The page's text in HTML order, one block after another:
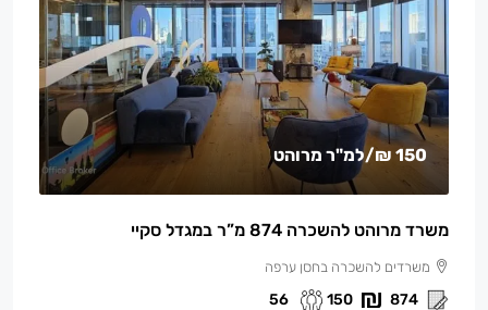
150 ₪ /למ"ר מרוהט
משרד מרוהט להשכרה 874 מ”ר במגדל סקיי
משרדים להשכרה בחסן ערפה
874
150
56